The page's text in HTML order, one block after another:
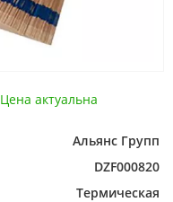
Цена актуальна
Альянс Групп
DZF000820
Термическая